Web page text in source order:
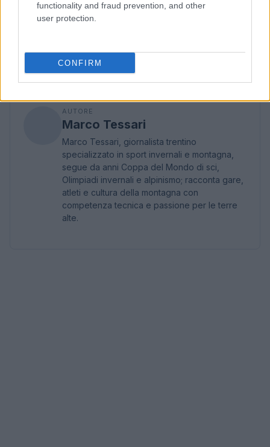
functionality and fraud prevention, and other
user protection.
CONFIRM
aggiornato per possibili cantieri o deviazioni legati
verificare sui canali ufficiali prima della partenza.
AUTORE
Marco Tessari
Marco Tessari, giornalista trentino
specializzato in sport invernali e montagna,
segue da anni Coppa del Mondo di sci,
Olimpiadi invernali e alpinismo; racconta gare,
atleti e cultura della montagna con
competenza tecnica e passione per le terre
alte.